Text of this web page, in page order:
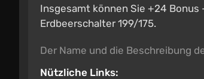
Insgesamt können Sie +24
Erdbeerschalter 199/175.
Der Name und die Beschreibung
Nützliche Links: